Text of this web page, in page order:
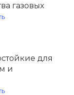
газовых
для
и